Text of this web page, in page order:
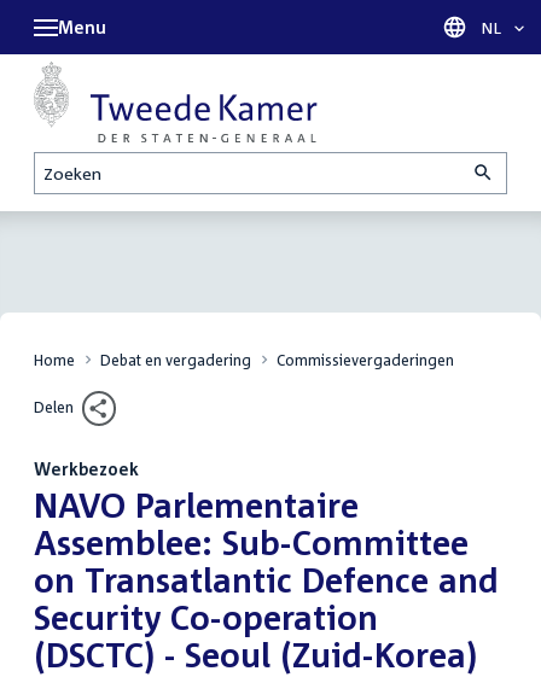
Zoeken
Menu Taal
NL
Home Debat en vergadering Commissievergaderingen
Delen
Werkbezoek
:NAVO Parlementaire
Assemblee: Sub-Committee
on Transatlantic Defence and
Security Co-operation
(DSCTC) - Seoul (Zuid-Korea)